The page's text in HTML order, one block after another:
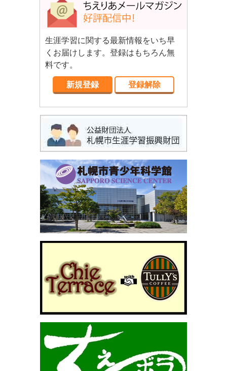
生涯学習に関する最新情報をいち早
くお届けします。登録はもちろん無
料です。
新規登録 登録解除